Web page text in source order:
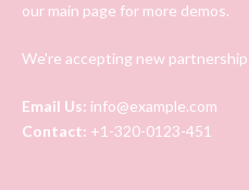
our main page for more demos.
We're accepting new
Email Us: info@example.com
Contact: +1-320-0123-451